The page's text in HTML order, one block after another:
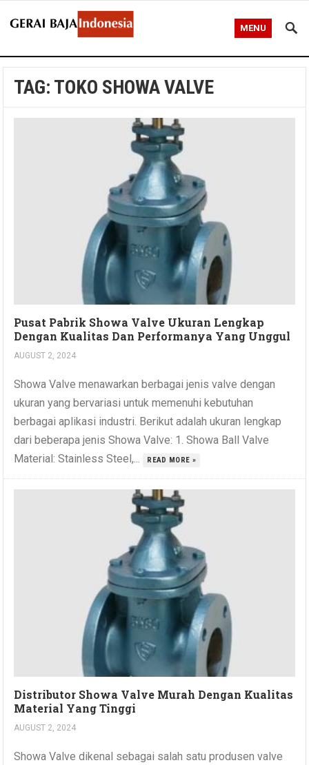
MENU
TAG: TOKO SHOWA VALVE
Pusat Pabrik Showa Valve Ukuran Lengkap
Dengan Kualitas Dan Performanya Yang Unggul
AUGUST 2, 2024
Showa Valve menawarkan berbagai jenis valve dengan
ukuran yang bervariasi untuk memenuhi kebutuhan
berbagai aplikasi industri. Berikut adalah ukuran lengkap
dari beberapa jenis Showa Valve: 1. Showa Ball Valve
Material: Stainless Steel,...
READ MORE »
Distributor Showa Valve Murah Dengan Kualitas
Material Yang Tinggi
AUGUST 2, 2024
Showa Valve dikenal sebagai salah satu produsen valve